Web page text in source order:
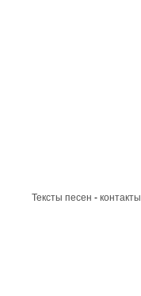
Тексты песен - контакты